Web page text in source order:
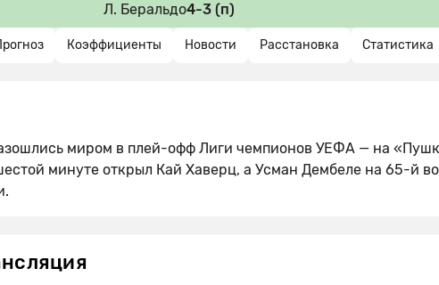
Л. Беральдо4-3 (п)
Коэффициенты Новости Расстановка Статистика
миром в плей-офф Лиги чемпионов УЕФА — на
минуте открыл Кай Хаверц, а Усман Дембеле на 65-й